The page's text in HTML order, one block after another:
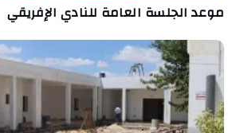
موعد الجلسة العامة للنادي الإفريقي